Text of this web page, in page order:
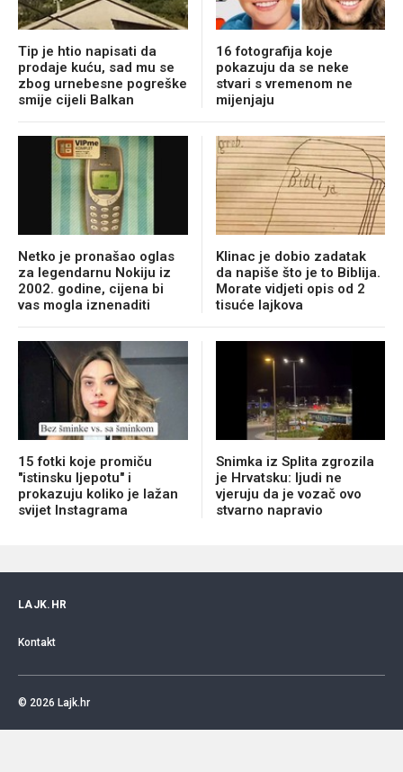
Tip je htio napisati da
prodaje kuću, sad mu se
zbog urnebesne pogreške
smije cijeli Balkan
16 fotografija koje
pokazuju da se neke
stvari s vremenom ne
mijenjaju
Netko je pronašao oglas
za legendarnu Nokiju iz
2002. godine, cijena bi
vas mogla iznenaditi
Klinac je dobio zadatak
da napiše što je to Biblija.
Morate vidjeti opis od 2
tisuće lajkova
15 fotki koje promiču
"istinsku ljepotu" i
prokazuju koliko je lažan
svijet Instagrama
Snimka iz Splita zgrozila
je Hrvatsku: ljudi ne
vjeruju da je vozač ovo
stvarno napravio
LAJK.HR
Kontakt
© 2026 Lajk.hr